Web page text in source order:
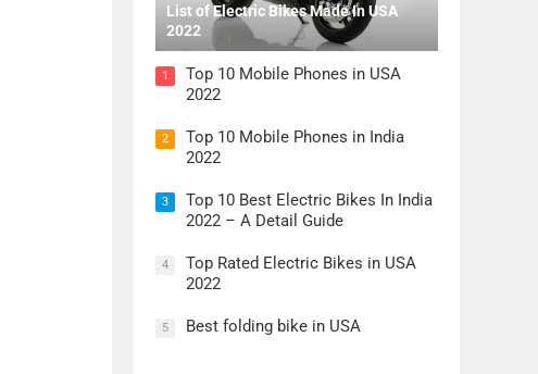
List of Electric Bikes Made In USA
2022
1
Top 10 Mobile Phones in USA
2022
2
Top 10 Mobile Phones in India
2022
3
Top 10 Best Electric Bikes In India
2022 – A Detail Guide
4
Top Rated Electric Bikes in USA
2022
5 Best folding bike in USA